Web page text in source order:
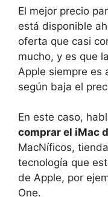
El mejor precio
está disponible
oferta que casi
mucho, y es que
Apple siempre es
según baja el
En este caso,
comprar el iMac
MacNíficos,
tecnología que
de Apple, por
One.